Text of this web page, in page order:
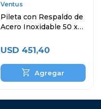
Ventus
Pileta con Respaldo de
Acero Inoxidable 50 x
USD 451,40